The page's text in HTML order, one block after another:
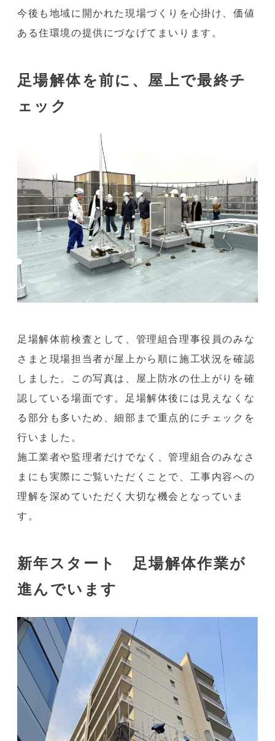
今後も地域に開かれた現場づくりを心掛け、価値
ある住環境の提供にづなげてまいります。
足場解体を前に、屋上で最終チ
ェック
足場解体前検査として、管理組合理事役員のみな
さまと現場担当者が屋上から順に施工状況を確認
しました。この写真は、屋上防水の仕上がりを確
認している場面です。足場解体後には見えなくな
る部分も多いため、細部まで重点的にチェックを
行いました。
施工業者や監理者だけでなく、管理組合のみなさ
まにも実際にご覧いただくことで、工事内容への
理解を深めていただく大切な機会となっていま
す。
新年スタート 足場解体作業が
進んでいます